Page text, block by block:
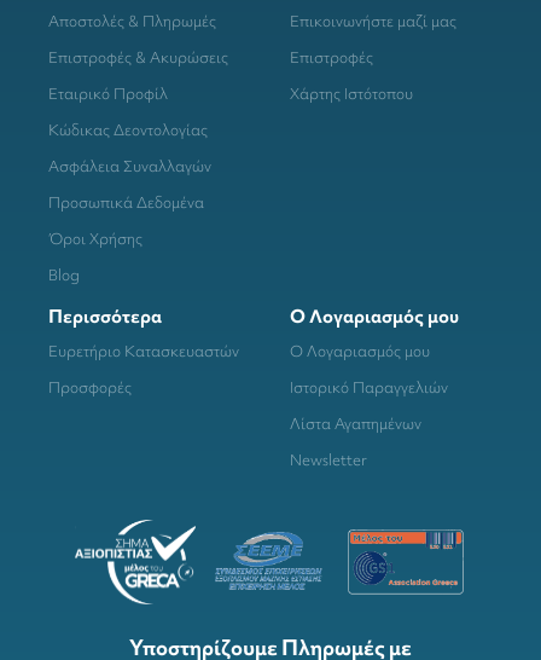
Αποστολές & Πληρωμές
Επιστροφές & Ακυρώσεις
Εταιρικό Προφίλ
Κώδικας Δεοντολογίας
Ασφάλεια Συναλλαγών
Προσωπικά Δεδομένα
Όροι Χρήσης
Blog
Επικοινωνήστε μαζί μας
Επιστροφές
Χάρτης Ιστότοπου
Περισσότερα
Ευρετήριο Κατασκευαστών
Προσφορές
Ο Λογαριασμός μου
Ο Λογαριασμός μου
Ιστορικό Παραγγελιών
Λίστα Αγαπημένων
Newsletter
Υποστηρίζουμε Πληρωμές με